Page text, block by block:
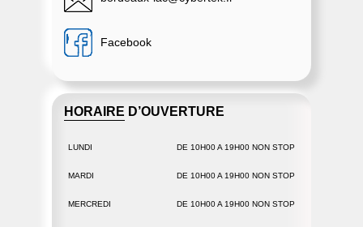
Facebook
HORAIRE D’OUVERTURE
LUNDI DE 10H00 A 19H00 NON STOP
MARDI DE 10H00 A 19H00 NON STOP
MERCREDI DE 10H00 A 19H00 NON STOP